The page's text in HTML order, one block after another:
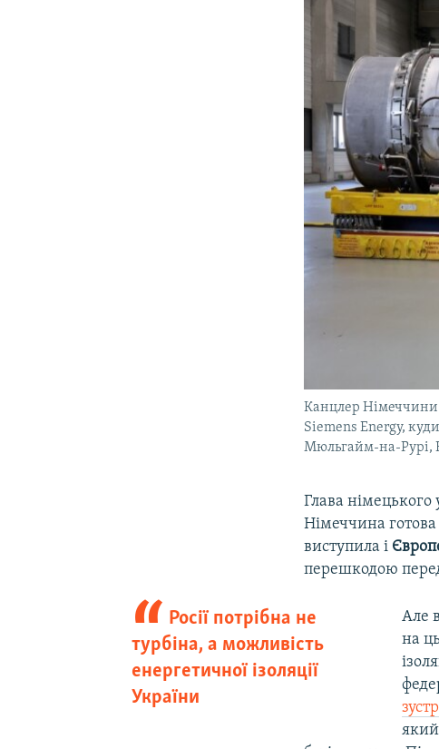
Канцлер Німеччини
Siemens Energy,
Мюльгайм-на-Рурі,
Глава
Німеччина готова
виступила і
перешкодою
Росії потрібна не
турбіна, а можливість
енергетичної ізоляції
України
Але
на